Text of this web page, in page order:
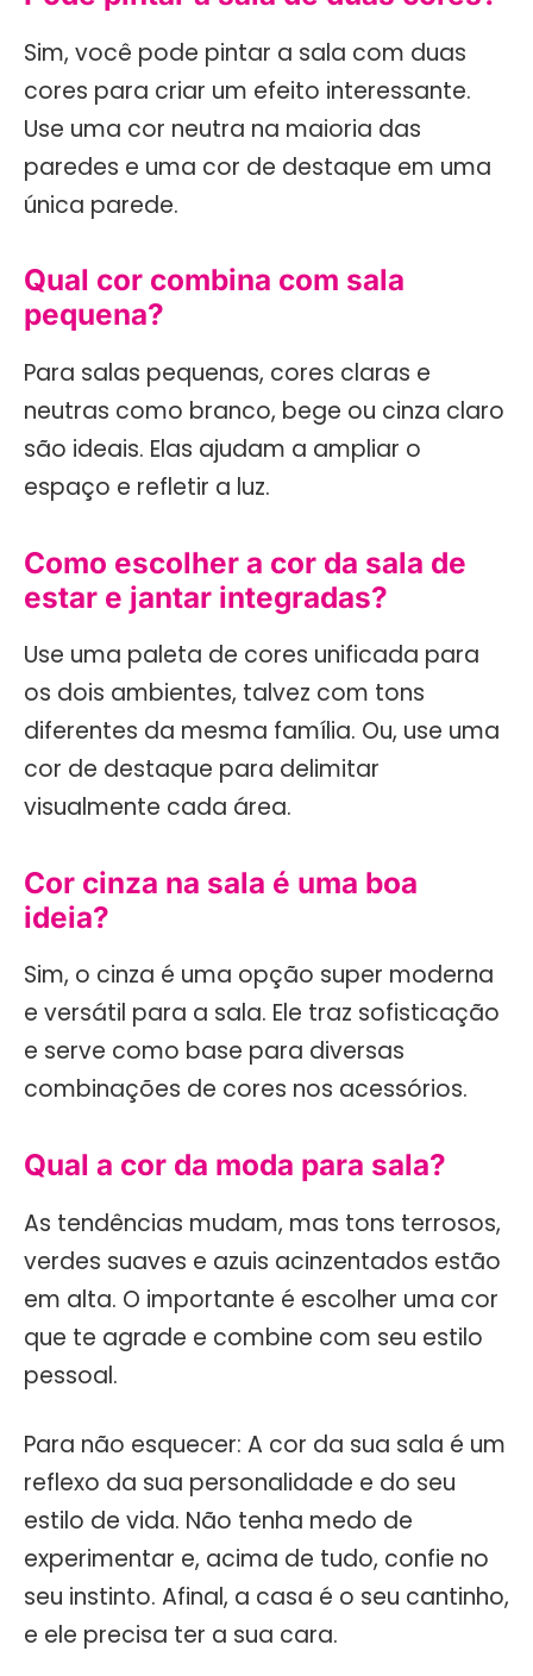
Sim, você pode pintar a sala com duas
cores para criar um efeito interessante.
Use uma cor neutra na maioria das
paredes e uma cor de destaque em uma
única parede.
Qual cor combina com sala
pequena?
Para salas pequenas, cores claras e
neutras como branco, bege ou cinza claro
são ideais. Elas ajudam a ampliar o
espaço e refletir a luz.
Como escolher a cor da sala de
estar e jantar integradas?
Use uma paleta de cores unificada para
os dois ambientes, talvez com tons
diferentes da mesma família. Ou, use uma
cor de destaque para delimitar
visualmente cada área.
Cor cinza na sala é uma boa
ideia?
Sim, o cinza é uma opção super moderna
e versátil para a sala. Ele traz sofisticação
e serve como base para diversas
combinações de cores nos acessórios.
Qual a cor da moda para sala?
As tendências mudam, mas tons terrosos,
verdes suaves e azuis acinzentados estão
em alta. O importante é escolher uma cor
que te agrade e combine com seu estilo
pessoal.
Para não esquecer: A cor da sua sala é um
reflexo da sua personalidade e do seu
estilo de vida. Não tenha medo de
experimentar e, acima de tudo, confie no
seu instinto. Afinal, a casa é o seu cantinho,
e ele precisa ter a sua cara.